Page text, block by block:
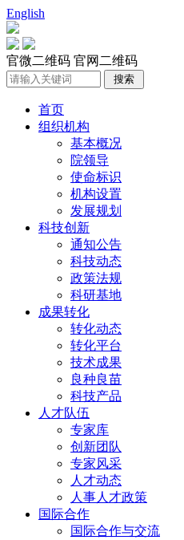
English
官微二维码 官网二维码
首页
组织机构
基本概况
院领导
使命标识
机构设置
发展规划
科技创新
通知公告
科技动态
政策法规
科研基地
成果转化
转化动态
转化平台
技术成果
良种良苗
科技产品
人才队伍
专家库
创新团队
专家风采
人才动态
人事人才政策
国际合作
国际合作与交流